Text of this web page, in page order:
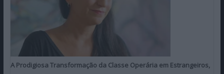
A Prodigiosa Transformação da Classe Operária em Estrangeiros,